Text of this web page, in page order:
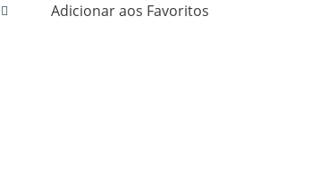
Adicionar aos Favoritos